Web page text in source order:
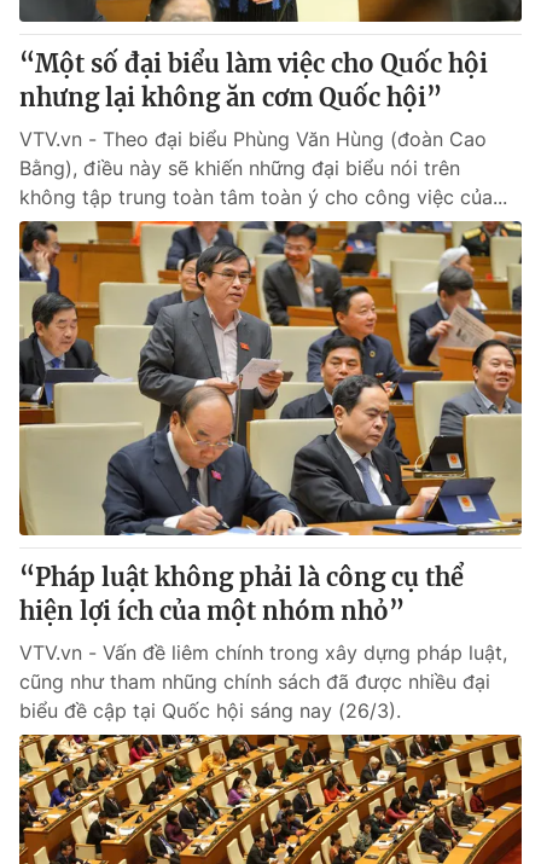
“Một số đại biểu làm việc cho Quốc hội
nhưng lại không ăn cơm Quốc hội”
VTV.vn - Theo đại biểu Phùng Văn Hùng (đoàn Cao
Bằng), điều này sẽ khiến những đại biểu nói trên
không tập trung toàn tâm toàn ý cho công việc của...
“Pháp luật không phải là công cụ thể
hiện lợi ích của một nhóm nhỏ”
VTV.vn - Vấn đề liêm chính trong xây dựng pháp luật,
cũng như tham nhũng chính sách đã được nhiều đại
biểu đề cập tại Quốc hội sáng nay (26/3).